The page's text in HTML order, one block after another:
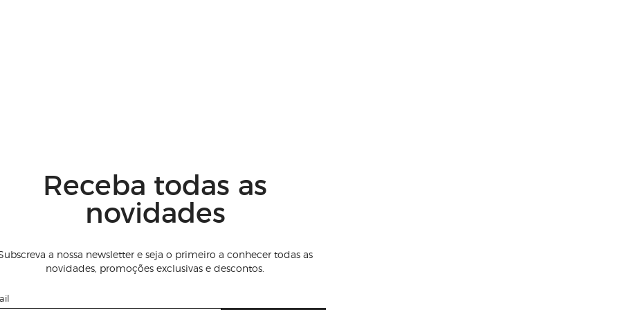
Receba todas as
novidades
a nossa newsletter e seja o primeiro a conhecer todas as
novidades, promoções exclusivas e descontos.